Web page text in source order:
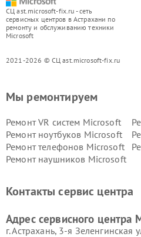
СЦ ast.microsoft-fix.ru - сеть
сервисных центров в Астрахани по
ремонту и обслуживанию техники
Microsoft
2021-2026 © СЦ ast.microsoft-fix.ru
Мы ремонтируем
Ремонт VR систем Microsoft
Ремонт ноутбуков Microsoft
Ремонт телефонов Microsoft
Ремонт наушников Microsoft
Контакты сервис центра
Адрес сервисного центра
г. Астрахань, 3-я Зеленгинская